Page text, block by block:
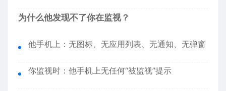
为什么他发现不了你在监视？
他手机上：无图标、无应用列表、无通知、无弹窗
你监视时：他手机上无任何“被监视”提示